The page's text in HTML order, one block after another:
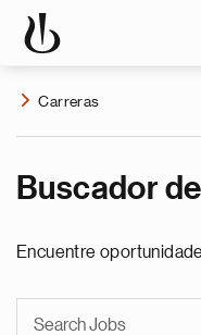
Carreras
Buscador
Encuentre